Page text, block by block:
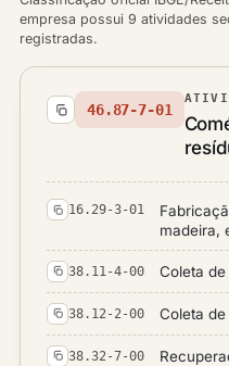
empresa possui 9 atividades
registradas.
46.87-7-01
16.29-3-01
madeira,
38.11-4-00 Coleta
38.12-2-00 Coleta
38.32-7-00